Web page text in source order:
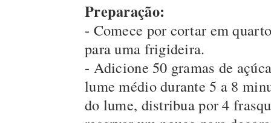
Preparação:
- Comece por cortar em
para uma frigideira.
- Adicione 50 gramas de
lume médio durante 5 a 8
do lume, distribua por 4